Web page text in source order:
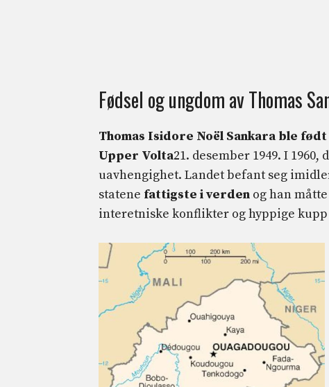
Fødsel og ungdom av Thomas
Thomas Isidore Noël Sankara ble født
Upper Volta21. desember 1949. I
uavhengighet. Landet befant seg
statene fattigste i verden og han
interetniske konflikter og hyppige kupp